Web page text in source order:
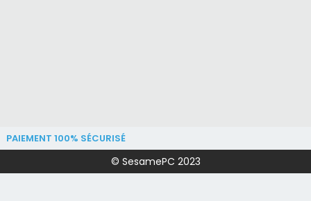
PAIEMENT 100% SÉCURISÉ
© SesamePC 2023